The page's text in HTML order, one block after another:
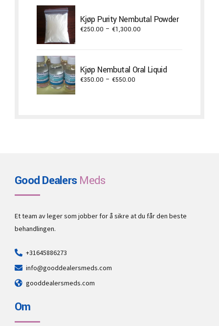
through
€22,000.00
Kjøp Purity Nembutal Powder
€250.00 – €1,300.00
€1,300.00
Kjøp Nembutal Oral Liquid
€350.00 – €550.00
Good DealersMeds
Et team av leger som jobber for å sikre at du får den beste
behandlingen.
+31645886273
info@gooddealersmeds.com
gooddealersmeds.com
Om